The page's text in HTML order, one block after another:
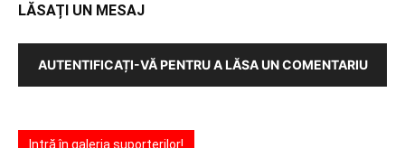
LĂSAȚI UN MESAJ
AUTENTIFICAȚI-VĂ PENTRU A LĂSA UN COMENTARIU
Intră în galeria suporterilor!